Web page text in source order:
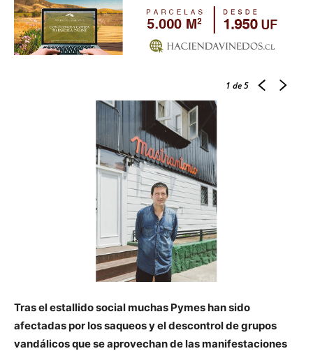
1 de 5
Tras el estallido social muchas Pymes han sido
afectadas por los saqueos y el descontrol de grupos
vandálicos que se aprovechan de las manifestaciones